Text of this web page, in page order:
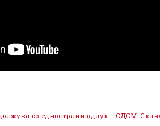
Николова: Јаневска продолжува со еднострани одлуки за гимназиското образование